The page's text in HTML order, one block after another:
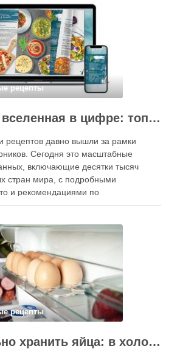
…
рецепты
Кулинарная вселенная в цифре: топ-3 самых больших электронных книг рецептов
рецептов давно вышли за рамки
Сегодня это масштабные
включающие десятки тысяч
стран мира, с подробными
и рекомендациями по
от печатных изданий,
коллекции блюд и добавлять новые
рецепты
Как правильно хранить яйца: в холодильнике или на полке?